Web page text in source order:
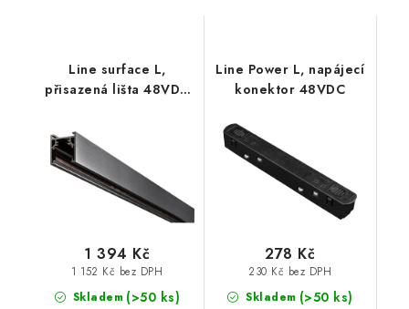
Line surface L,
přisazená lišta 48VDC
Skladem (>50 ks)
1 152 Kč bez DPH
1 394 Kč
Line Power L, napájecí
konektor 48VDC
Skladem (>50 ks)
230 Kč bez DPH
278 Kč